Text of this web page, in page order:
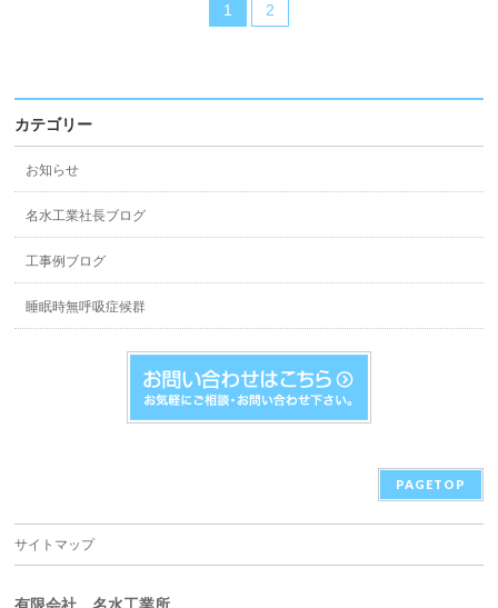
1 2
カテゴリー
お知らせ
名水工業社長ブログ
工事例ブログ
睡眠時無呼吸症候群
PAGETOP
サイトマップ